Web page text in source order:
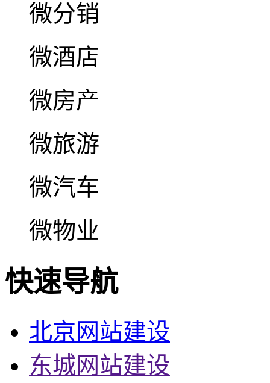
微分销
微酒店
微房产
微旅游
微汽车
微物业
快速导航
北京网站建设
东城网站建设